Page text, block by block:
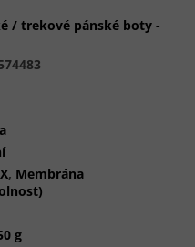
/ trekové pánské boty -
, Membrána
g